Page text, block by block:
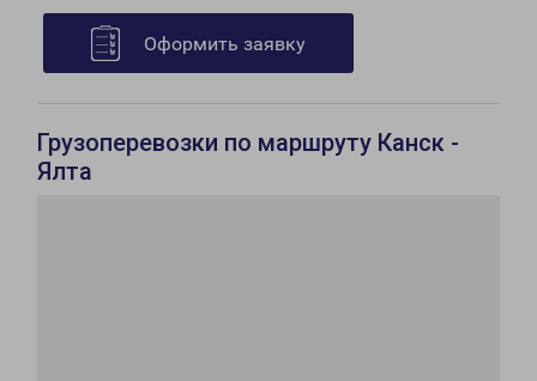
Оформить заявку
Грузоперевозки по маршруту Канск -
Ялта